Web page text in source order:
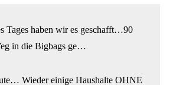
Tages haben wir es geschafft…90
in die Bigbags ge…
Wieder einige Haushalte OHNE